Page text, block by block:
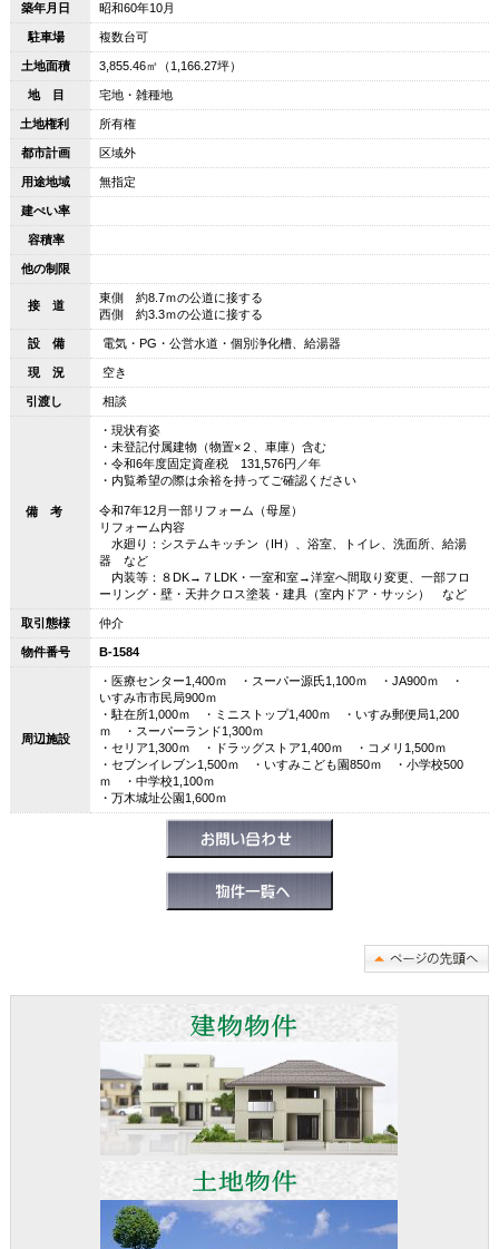
築年月日 昭和60年10月
駐車場 複数台可
土地面積 3,855.46㎡（1,166.27坪）
地 目 宅地・雑種地
土地権利 所有権
都市計画 区域外
用途地域 無指定
建ぺい率
容積率
他の制限
接 道
東側 約8.7ｍの公道に接する
西側 約3.3ｍの公道に接する
設 備 電気・PG・公営水道・個別浄化槽、給湯器
現 況 空き
引渡し 相談
備 考
・現状有姿
・未登記付属建物（物置×２、車庫）含む
・令和6年度固定資産税 131,576円／年
・内覧希望の際は余裕を持ってご確認ください
令和7年12月一部リフォーム（母屋）
リフォーム内容
水廻り：システムキッチン（IH）、浴室、トイレ、洗面所、給湯
器 など
内装等：８DK→７LDK・一室和室→洋室へ間取り変更、一部フロ
ーリング・壁・天井クロス塗装・建具（室内ドア・サッシ） など
取引態様 仲介
物件番号 B-1584
周辺施設
・医療センター1,400ｍ ・スーパー源氏1,100ｍ ・JA900ｍ ・
いすみ市市民局900ｍ
・駐在所1,000ｍ ・ミニストップ1,400ｍ ・いすみ郵便局1,200
ｍ ・スーパーランド1,300ｍ
・セリア1,300ｍ ・ドラッグストア1,400ｍ ・コメリ1,500ｍ
・セブンイレブン1,500ｍ ・いすみこども園850ｍ ・小学校500
ｍ ・中学校1,100ｍ
・万木城址公園1,600ｍ